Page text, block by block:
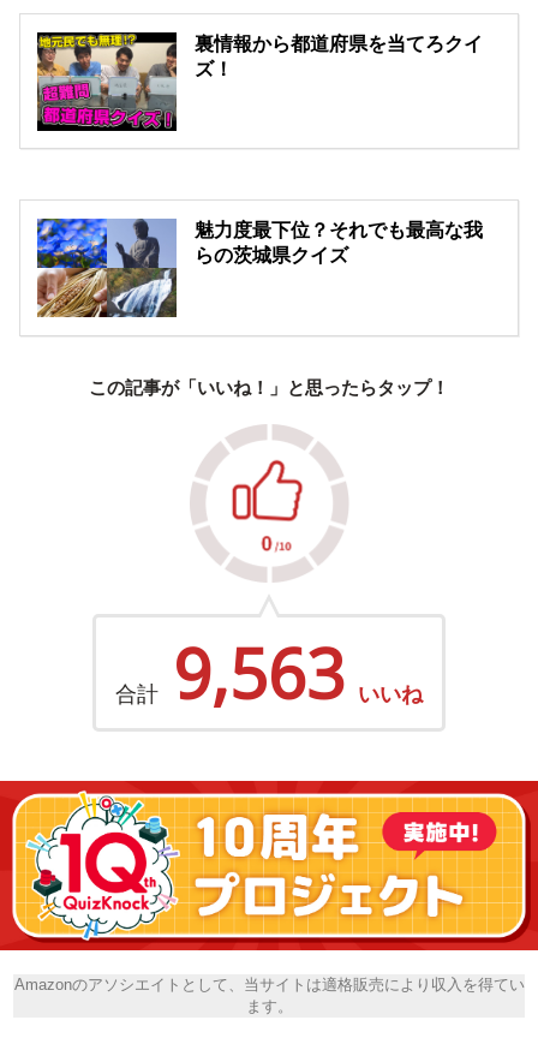
裏情報から都道府県を当てろクイ
ズ！
魅力度最下位？それでも最高な我
らの茨城県クイズ
この記事が「いいね！」と思ったらタップ！
合計 9,563 いいね
Amazonのアソシエイトとして、当サイトは適格販売により収入を得てい
ます。